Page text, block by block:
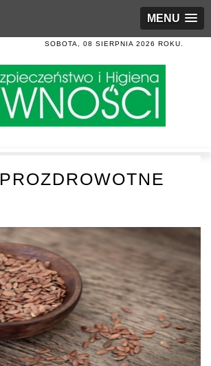
MENU
SOBOTA, 08 SIERPNIA 2026 ROKU.
PROZDROWOTNE